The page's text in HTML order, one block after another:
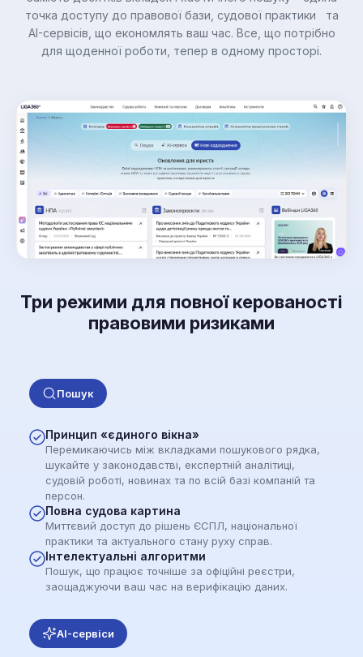
точка доступу до правової бази, судової практики та
AI-сервісів, що економлять ваш час. Все, що потрібно
для щоденної роботи, тепер в одному просторі.
Три режими для повної керованості
правовими ризиками
Пошук
Принцип «єдиного вікна»
Перемикаючись між вкладками пошукового рядка,
шукайте у законодавстві, експертній аналітиці,
судовій роботі, новинах та по всій базі компаній та
персон.
Повна судова картина
Миттєвий доступ до рішень ЄСПЛ, національної
практики та актуального стану руху справ.
Інтелектуальні алгоритми
Пошук, що працює точніше за офіційні реєстри,
заощаджуючи ваш час на верифікацію даних.
AI-сервіси